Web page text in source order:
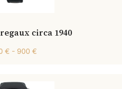
circa 1940
€ - 900 €